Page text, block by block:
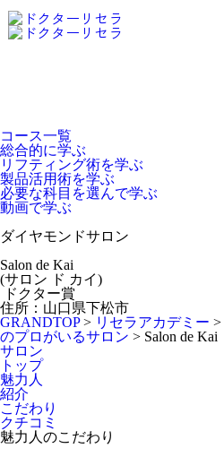
Dr.Recella Academy
について
コース一覧
総合的に学ぶ
リフティング術を学ぶ
製品活用術を学ぶ
必要な科目を選んで学ぶ
動画で学ぶ
ダイヤモンドサロン
Salon de Kai
(サロン ド カイ)
ドクター賞
住所：山口県下松市
GRANDTOP> リセラアカデミー >
のプロがいるサロン > Salon de Kai
サロン
トップ
魅力人
紹介
こだわり
クチコミ
魅力人のこだわり